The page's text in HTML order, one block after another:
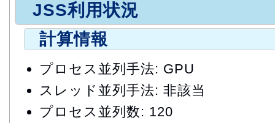
JSS利用状況
計算情報
プロセス並列手法: GPU
スレッド並列手法: 非該当
プロセス並列数: 120